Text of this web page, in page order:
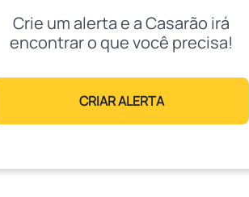
Crie um alerta e a Casarão irá
encontrar o que você precisa!
CRIAR ALERTA